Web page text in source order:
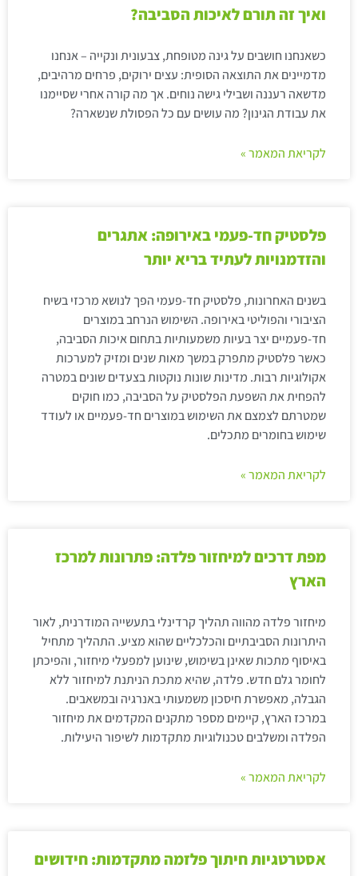
ואיך זה תורם לאיכות הסביבה?
כשאנחנו חושבים על גינה מטופחת, צבעונית ונקייה – אנחנו
מדמיינים את התוצאה הסופית: עצים ירוקים, פרחים מרהיבים,
מדשאה רעננה ושבילי גישה נוחים. אך מה קורה אחרי שסיימנו
את עבודת הגינון? מה עושים עם כל הפסולת שנשארה?
לקריאת המאמר »
פלסטיק חד-פעמי באירופה: אתגרים
והזדמנויות לעתיד בריא יותר
בשנים האחרונות, פלסטיק חד-פעמי הפך לנושא מרכזי בשיח
הציבורי והפוליטי באירופה. השימוש הנרחב במוצרים
חד-פעמיים יצר בעיות משמעותיות בתחום איכות הסביבה,
כאשר פלסטיק מתפרק במשך מאות שנים ומזיק למערכות
אקולוגיות רבות. מדינות שונות נוקטות בצעדים שונים במטרה
להפחית את השפעת הפלסטיק על הסביבה, כמו חוקים
שמטרתם לצמצם את השימוש במוצרים חד-פעמיים או לעודד
שימוש בחומרים מתכלים.
לקריאת המאמר »
מפת דרכים למיחזור פלדה: פתרונות למרכז
הארץ
מיחזור פלדה מהווה תהליך קרדינלי בתעשייה המודרנית, לאור
היתרונות הסביבתיים והכלכליים שהוא מציע. התהליך מתחיל
באיסוף מתכות שאינן בשימוש, שינוען למפעלי מיחזור, והפיכתן
לחומר גלם חדש. פלדה, שהיא מתכת הניתנת למיחזור ללא
הגבלה, מאפשרת חיסכון משמעותי באנרגיה ובמשאבים.
במרכז הארץ, קיימים מספר מתקנים המקדמים את מיחזור
הפלדה ומשלבים טכנולוגיות מתקדמות לשיפור היעילות.
לקריאת המאמר »
אסטרטגיות חיתוך פלזמה מתקדמות: חידושים